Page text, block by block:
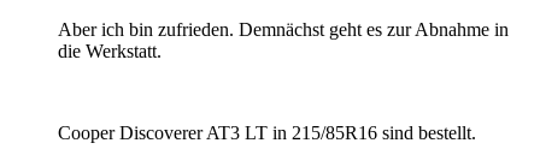
Aber ich bin zufrieden. Demnächst geht es zur Abnahme in
die Werkstatt.
Cooper Discoverer AT3 LT in 215/85R16 sind bestellt.